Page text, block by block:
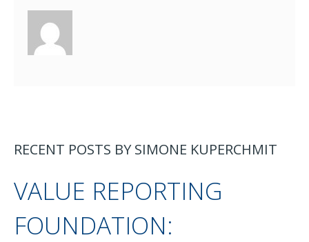
RECENT POSTS BY SIMONE KUPERCHMIT
VALUE REPORTING
FOUNDATION: